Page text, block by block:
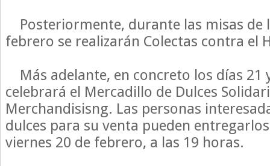
Posteriormente, durante las misas de
febrero se realizarán Colectas contra el
Más adelante, en concreto los días 21
celebrará el Mercadillo de Dulces
Merchandisisng. Las personas
dulces para su venta pueden
viernes 20 de febrero, a las 19 horas.